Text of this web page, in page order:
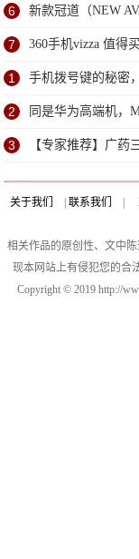
6 新款冠道（NEW
7 360手机vizza 值得
1 手机拨号键的秘密
2 同是华为高端机，
3 【专家推荐】广药
界
关于我们 联系我们
相关作品的原创性、文中
现本网站上有侵犯您的合
Copyright © 2019 http://